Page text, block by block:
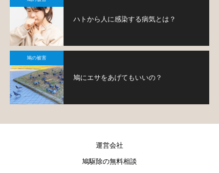
ハトから人に感染する病気とは？
鳩の被害
鳩にエサをあげてもいいの？
運営会社
鳩駆除の無料相談